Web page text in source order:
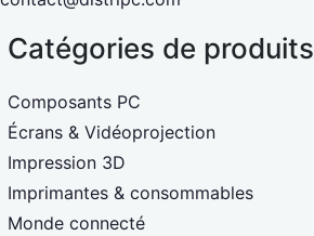
Catégories de produits
Composants PC
Écrans & Vidéoprojection
Impression 3D
Imprimantes & consommables
Monde connecté